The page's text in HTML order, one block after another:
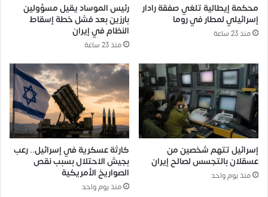
محكمة إيطالية تلغي صفقة رادار
إسرائيلي لمطار في روما
منذ 23 ساعة
رئيس الموساد يقيل مسؤولين
بارزين بعد فشل خطة إسقاط
النظام في إيران
منذ 23 ساعة
إسرائيل تتهم شخصين من
عسقلان بالتجسس لصالح إيران
منذ يوم واحد
كارثة عسكرية في إسرائيل.. رعب
بجيش الاحتلال بسبب نقص
الصواريخ الأمريكية
منذ يوم واحد